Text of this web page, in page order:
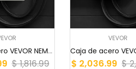
Caja de acero VEVOR NEMA, 12 x 12 x 8'', caja e...
$ 1,816.99
VEVOR
$ 2,036.99 $
CABLES